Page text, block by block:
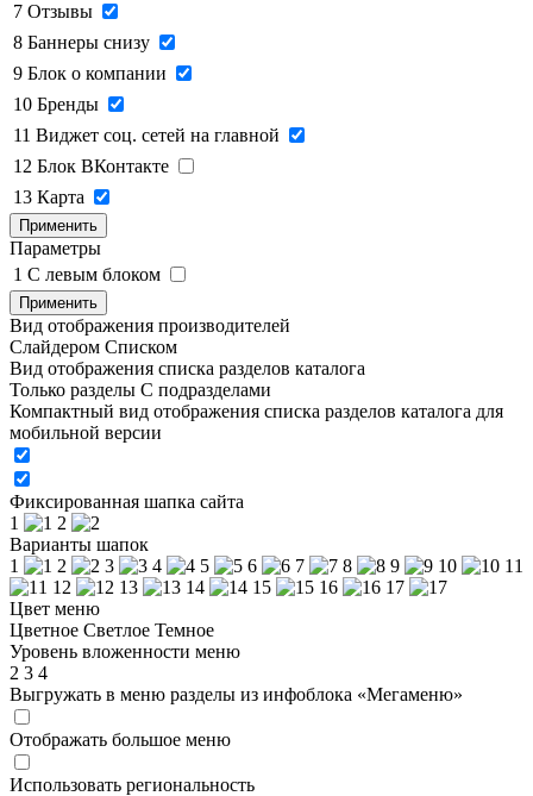
7 Отзывы
8 Баннеры снизу
9 Блок о компании
10 Бренды
11 Виджет соц. сетей на главной
12 Блок ВКонтакте
13 Карта
Применить
Параметры
1 C левым блоком
Применить
Вид отображения производителей
Слайдером Списком
Вид отображения списка разделов каталога
Только разделы С подразделами
Компактный вид отображения списка разделов каталога для
мобильной версии
Фиксированная шапка сайта
1
2
Варианты шапок
1
2 3 4 5 6 7 8 9 10
11
12
13 14 15 16
17
Цвет меню
Цветное Светлое Темное
Уровень вложенности меню
2 3 4
Выгружать в меню разделы из инфоблока «Мегаменю»
Отображать большое меню
Использовать региональность